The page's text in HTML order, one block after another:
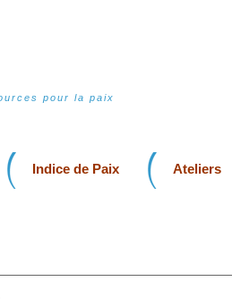
pour la paix
Indice de Paix Ateliers